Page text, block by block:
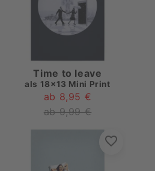
Time to leave
als 18x13 Mini Print
ab 8,95 €
ab 9,99 €